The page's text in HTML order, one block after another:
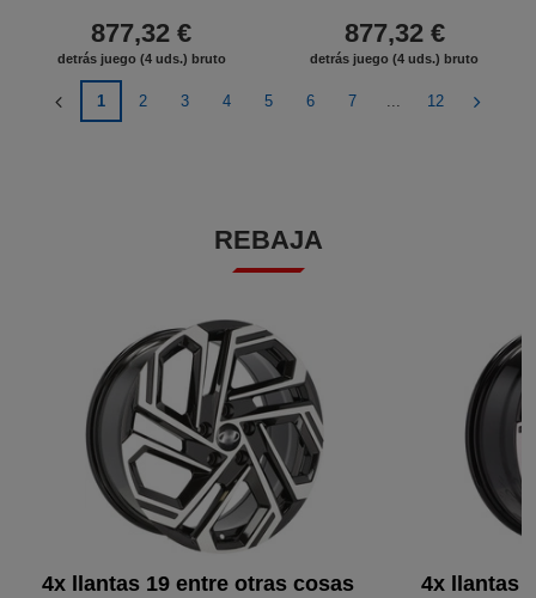
877,32 €
detrás juego (4 uds.) bruto
877,32 €
detrás juego (4 uds.) bruto
1 2 3 4 5 6 7 12
REBAJA
4x llantas 19 entre otras cosas
4x llantas